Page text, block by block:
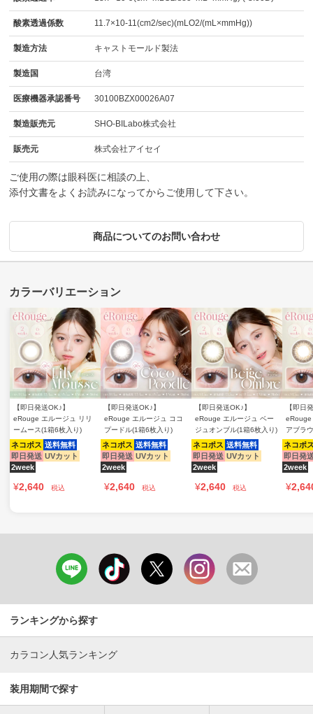
酸素透過係数 11.7×10-11(cm2/sec)(mLO2/(mL×mmHg))
製造方法 キャストモールド製法
製造国 台湾
医療機器承認番号 30100BZX00026A07
製造販売元 SHO-BILabo株式会社
販売元 株式会社アイセイ
ご使用の際は眼科医に相談の上、
添付文書をよくお読みになってからご使用して下さい。
商品についてのお問い合わせ
【即日発送OK♪】
eRouge エルージュ リリ
ームース(1箱6枚入り)
ネコポス 送料無料
即日発送 UVカット
2week
¥2,640 税込
【即日発送OK♪】
eRouge エルージュ ココ
プードル(1箱6枚入り)
ネコポス 送料無料
即日発送 UVカット
2week
¥2,640 税込
【即日発送OK♪】
eRouge エルージュ ベー
ジュオンブル(1箱6枚入り)
ネコポス 送料無料
即日発送 UVカット
2week
¥2,640 税込
【即日
eRouge
アブラ
ネコポ
即日発
2week
¥
ランキングから探す
カラコン人気ランキング
装用期間で探す